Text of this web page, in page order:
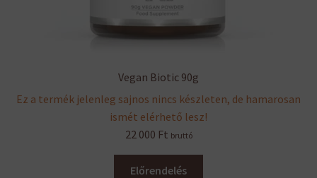
Vegan Biotic 90g
Ez a termék jelenleg sajnos nincs készleten, de hamarosan
ismét elérhető lesz!
22 000 Ft bruttó
Előrendelés